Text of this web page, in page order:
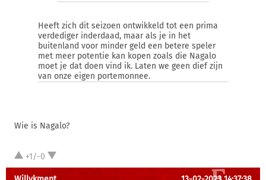
Heeft zich dit seizoen ontwikkeld tot een prima
verdediger inderdaad, maar als je in het
buitenland voor minder geld een betere speler
met meer potentie kan kopen zoals die Nagalo
moet je dat doen vind ik. Laten we geen dief zijn
van onze eigen portemonnee.
Wie is Nagalo?
+1/-0